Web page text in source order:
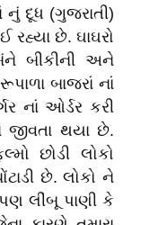
નું દૂધ (ગુજરાતી)
રહ્યા છે. ઘાઘરો
બીકીની અને
બાજરાં નાં
નાં ઓર્ડર કરી
જીવતા થયા છે.
છોડી લોકો
છે. લોકો ને
લીંબૂ પાણી કે